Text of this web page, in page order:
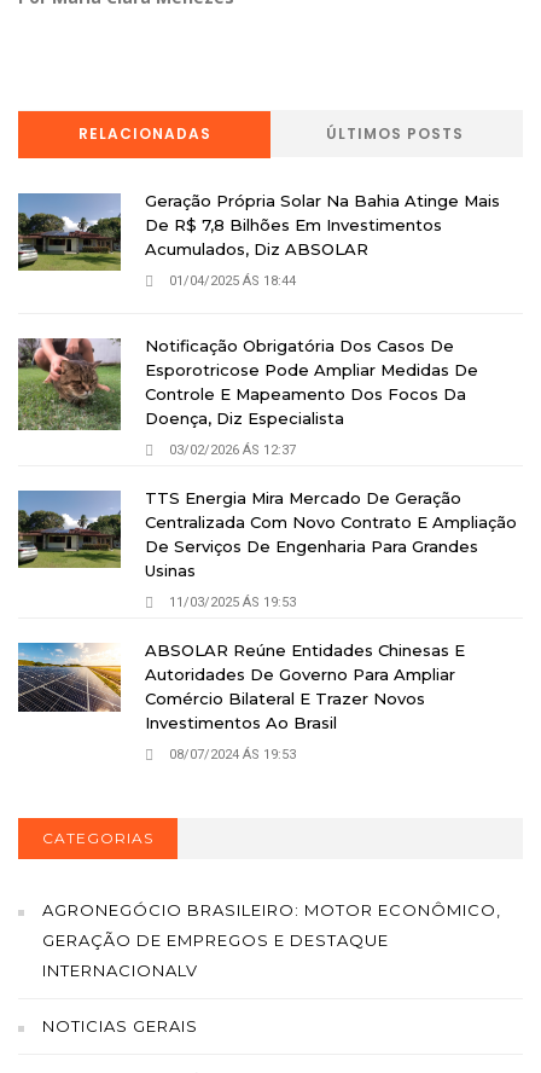
RELACIONADAS ÚLTIMOS POSTS
Geração Própria Solar Na Bahia Atinge Mais
De R$ 7,8 Bilhões Em Investimentos
Acumulados, Diz ABSOLAR
01/04/2025 ÁS 18:44
Notificação Obrigatória Dos Casos De
Esporotricose Pode Ampliar Medidas De
Controle E Mapeamento Dos Focos Da
Doença, Diz Especialista
03/02/2026 ÁS 12:37
TTS Energia Mira Mercado De Geração
Centralizada Com Novo Contrato E Ampliação
De Serviços De Engenharia Para Grandes
Usinas
11/03/2025 ÁS 19:53
ABSOLAR Reúne Entidades Chinesas E
Autoridades De Governo Para Ampliar
Comércio Bilateral E Trazer Novos
Investimentos Ao Brasil
08/07/2024 ÁS 19:53
CATEGORIAS
AGRONEGÓCIO BRASILEIRO: MOTOR ECONÔMICO,
GERAÇÃO DE EMPREGOS E DESTAQUE
INTERNACIONALV
NOTICIAS GERAIS